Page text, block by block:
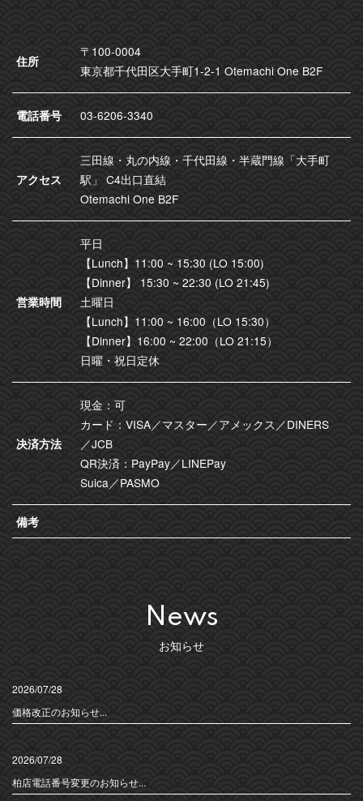
住所
〒100-0004
東京都千代田区大手町1-2-1 Otemachi One B2F
電話番号 03-6206-3340
アクセス
三田線・丸の内線・千代田線・半蔵門線「大手町
駅」 C4出口直結
Otemachi One B2F
営業時間
平日
【Lunch】11:00 ~ 15:30 (LO 15:00)
【Dinner】 15:30 ~ 22:30 (LO 21:45)
土曜日
【Lunch】11:00 ~ 16:00（LO 15:30）
【Dinner】16:00 ~ 22:00（LO 21:15）
日曜・祝日定休
决済方法
現金：可
カード：VISA／マスター／アメックス／DINERS
／JCB
QR決済：PayPay／LINEPay
Suica／PASMO
備考
News
お知らせ
2026/07/28
価格改正のお知らせ...
2026/07/28
柏店電話番号変更のお知らせ...